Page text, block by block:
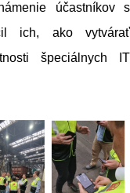
účastníkov s
ich, ako vytvárať
špeciálnych IT